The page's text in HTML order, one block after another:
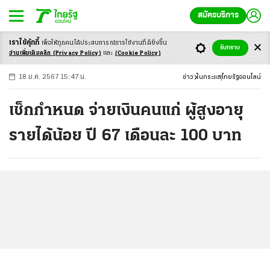
สมัครบริการ
-ก ก ก+
18 ม.ค. 2567 15:47 น. ข่าว ในกระแส ไทยรัฐออนไลน์
เช็กกำหนด จ่ายเงินคนแก่ ผู้สูงอายุ
รายได้น้อย ปี 67 เดือนละ 100 บาท
เราใช้คุ้กกี้ เพื่อให้ทุกคนได้ประสบการณ์การใช้งานที่ดียิ่งขึ้น
อ่านเพิ่มเติมคลิก (Privacy Policy) และ (Cookie Policy)
รับทราบ